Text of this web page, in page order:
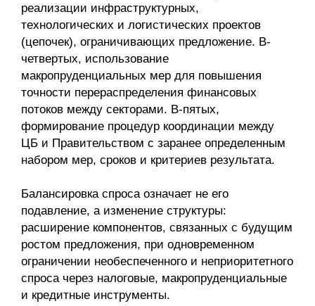
реализации инфраструктурных,
технологических и логистических проектов
(цепочек), ограничивающих предложение. В-
четвертых, использование
макропруденциальных мер для повышения
точности перераспределения финансовых
потоков между секторами. В-пятых,
формирование процедур координации между
ЦБ и Правительством с заранее опре­деленным
набором мер, сроков и критериев результата.
Балансировка спроса означает не его
подавление, а изменение структуры:
расширение компонентов, связанных с будущим
ростом предложения, при одновременном
ограничении необеспеченного и неприоритетного
спроса через налоговые, макропруденциальные
и кредитные инструменты.